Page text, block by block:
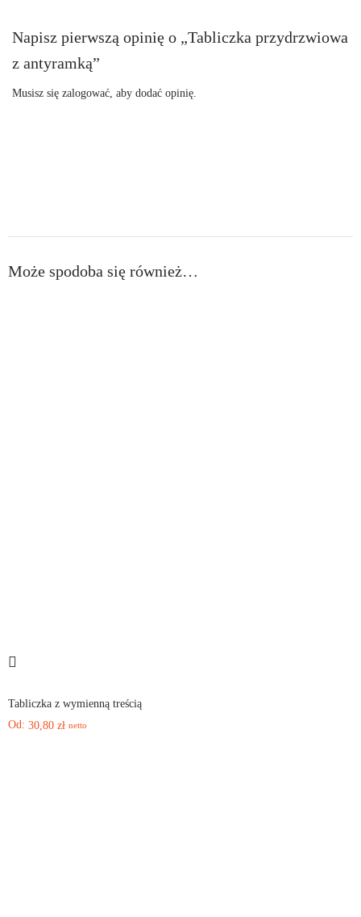
Napisz pierwszą opinię o „Tabliczka przydrzwiowa
z antyramką”
Musisz sięzalogować , aby dodać opinię.
Może spodoba się również…
Tabliczka z wymienną treścią
Od: 30,80 zł netto